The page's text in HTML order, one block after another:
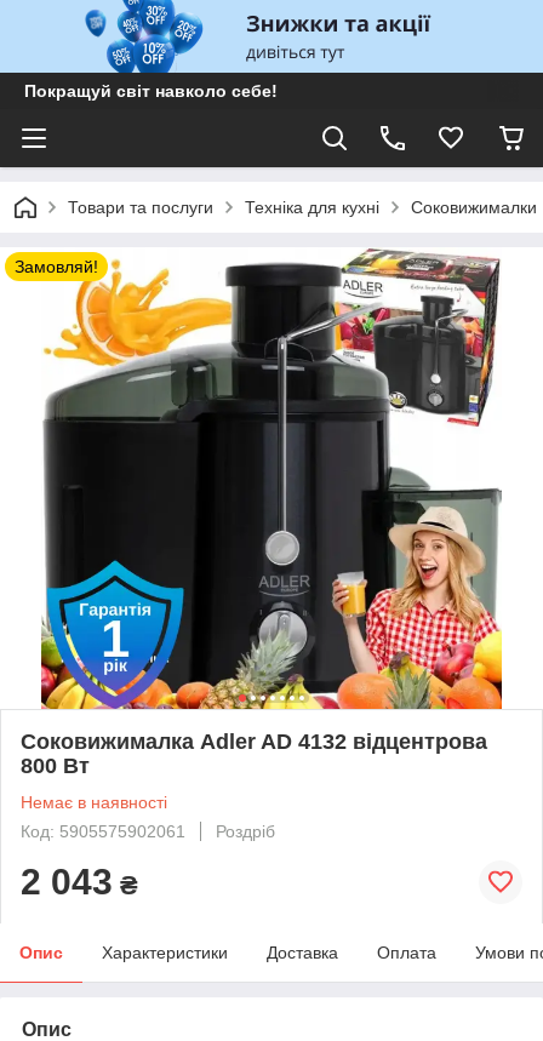
Покращуй світ навколо себе!
Товари та послуги Техніка для кухні Соковижималки
Замовляй!
Соковижималка Adler AD 4132 відцентрова
800 Вт
Немає в наявності
Код: 5905575902061
Роздріб
2 043 ₴
Опис Характеристики Доставка Оплата Умови
Опис